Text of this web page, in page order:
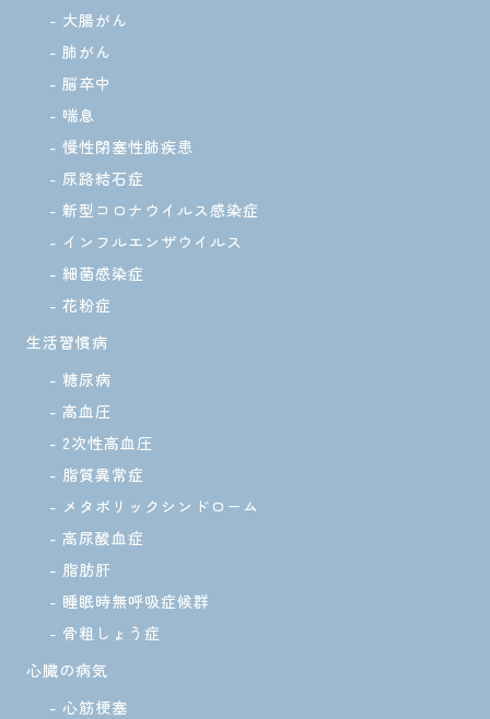
大腸がん
肺がん
脳卒中
喘息
慢性閉塞性肺疾患
尿路結石症
新型コロナウイルス感染症
インフルエンザウイルス
細菌感染症
花粉症
生活習慣病
糖尿病
高血圧
2次性高血圧
脂質異常症
メタボリックシンドローム
高尿酸血症
脂肪肝
睡眠時無呼吸症候群
骨粗しょう症
心臓の病気
心筋梗塞